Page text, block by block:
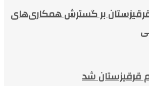
قرقیزستان بر گسترش همکاری‌های
قرقیزستان شد